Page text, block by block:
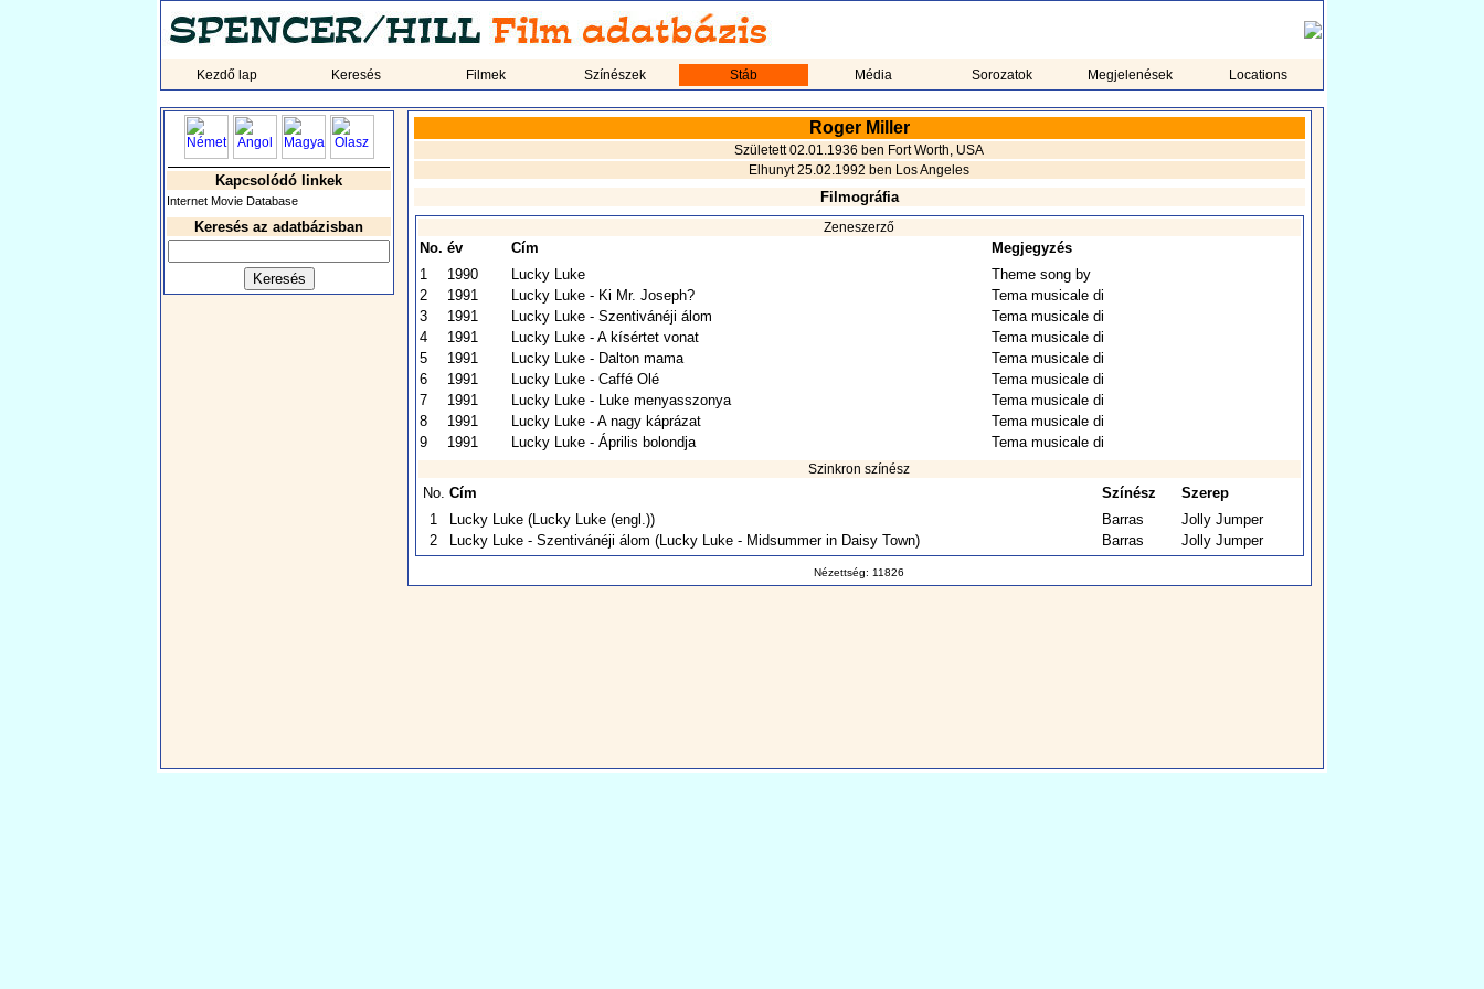
Kezdő lap Keresés Filmek Színészek Stáb Média Sorozatok Megjelenések Locations
Kapcsolódó linkek
Internet Movie Database
Keresés az adatbázisban
Roger Miller
Született 02.01.1936 ben Fort Worth, USA
Elhunyt 25.02.1992 ben Los Angeles
Filmográfia
Zeneszerző
No. év Cím
Megjegyzés
1
1990 Lucky Luke
Theme song by
2
1991 Lucky Luke - Ki Mr. Joseph?
Tema musicale di
3
1991 Lucky Luke - Szentivánéji álom
Tema musicale di
4
1991 Lucky Luke - A kísértet vonat
Tema musicale di
5
1991 Lucky Luke - Dalton mama
Tema musicale di
6
1991 Lucky Luke - Caffé Olé
Tema musicale di
7
1991 Lucky Luke - Luke menyasszonya
Tema musicale di
8
1991 Lucky Luke - A nagy káprázat
Tema musicale di
9
1991 Lucky Luke - Április bolondja Tema musicale di
Szinkron színész
No. Cím Színész
Szerep
1
Lucky Luke(Lucky Luke (engl.)) Barras
Jolly Jumper
2
Lucky Luke - Szentivánéji álom (Lucky Luke - Midsummer in Daisy Town) Barras Jolly Jumper
Nézettség: 11826